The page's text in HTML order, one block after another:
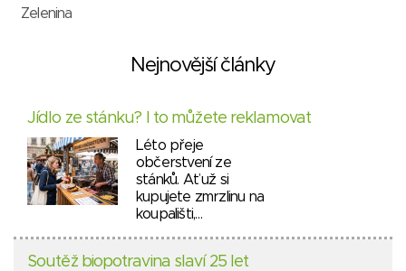
Zelenina
Nejnovější články
Jídlo ze stánku? I to můžete reklamovat
Léto přeje
občerstvení ze
stánků. Ať už si
kupujete zmrzlinu na
koupališti,…
Soutěž biopotravina slaví 25 let